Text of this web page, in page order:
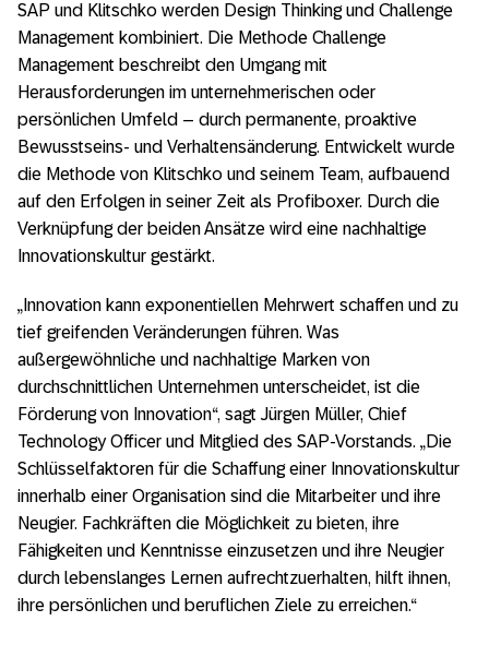
SAP und Klitschko werden Design Thinking und Challenge
Management kombiniert. Die Methode Challenge
Management beschreibt den Umgang mit
Herausforderungen im unternehmerischen oder
persönlichen Umfeld – durch permanente, proaktive
Bewusstseins- und Verhaltensänderung. Entwickelt wurde
die Methode von Klitschko und seinem Team, aufbauend
auf den Erfolgen in seiner Zeit als Profiboxer. Durch die
Verknüpfung der beiden Ansätze wird eine nachhaltige
Innovationskultur gestärkt.
„Innovation kann exponentiellen Mehrwert schaffen und zu
tief greifenden Veränderungen führen. Was
außergewöhnliche und nachhaltige Marken von
durchschnittlichen Unternehmen unterscheidet, ist die
Förderung von Innovation“, sagt Jürgen Müller, Chief
Technology Officer und Mitglied des SAP-Vorstands. „Die
Schlüsselfaktoren für die Schaffung einer Innovationskultur
innerhalb einer Organisation sind die Mitarbeiter und ihre
Neugier. Fachkräften die Möglichkeit zu bieten, ihre
Fähigkeiten und Kenntnisse einzusetzen und ihre Neugier
durch lebenslanges Lernen aufrechtzuerhalten, hilft ihnen,
ihre persönlichen und beruflichen Ziele zu erreichen.“